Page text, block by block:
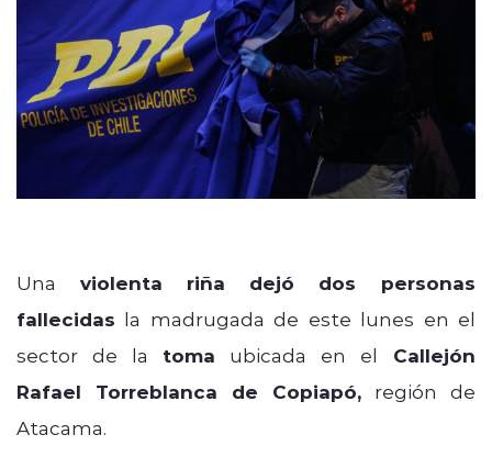
modo claro
Una violenta riña
dejó dos personas
fallecidas la madrugada de este lunes en el
sector de la toma ubicada en el
Callejón
Rafael Torreblanca de Copiapó, región de
Atacama.